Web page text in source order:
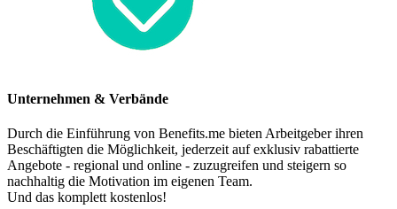
Unternehmen & Verbände
Durch die Einführung von Benefits.me bieten Arbeitgeber ihren
Beschäftigten die Möglichkeit, jederzeit auf exklusiv rabattierte
Angebote - regional und online - zuzugreifen und steigern so
nachhaltig die Motivation im eigenen Team.
Und das komplett kostenlos!